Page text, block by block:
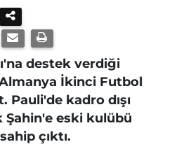
destek verdiği
İkinci Futbol
Pauli'de kadro dışı
Şahin'e eski kulübü
çıktı.